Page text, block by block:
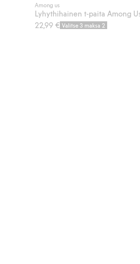
Among us
22,99 € Valitse 3 maksa 2